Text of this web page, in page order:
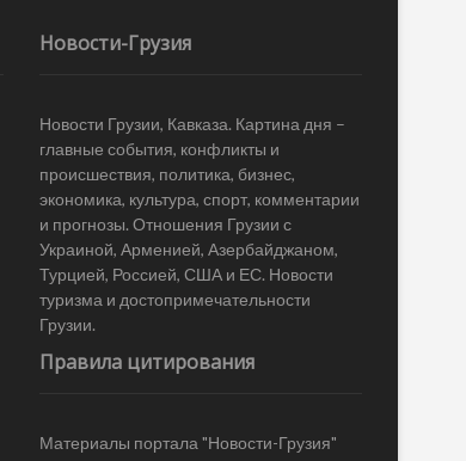
Новости-Грузия
Новости Грузии, Кавказа. Картина дня –
главные события, конфликты и
происшествия, политика, бизнес,
экономика, культура, спорт, комментарии
и прогнозы. Отношения Грузии с
Украиной, Арменией, Азербайджаном,
Турцией, Россией, США и ЕС. Новости
туризма и достопримечательности
Грузии.
Правила цитирования
Материалы портала "Новости-Грузия"